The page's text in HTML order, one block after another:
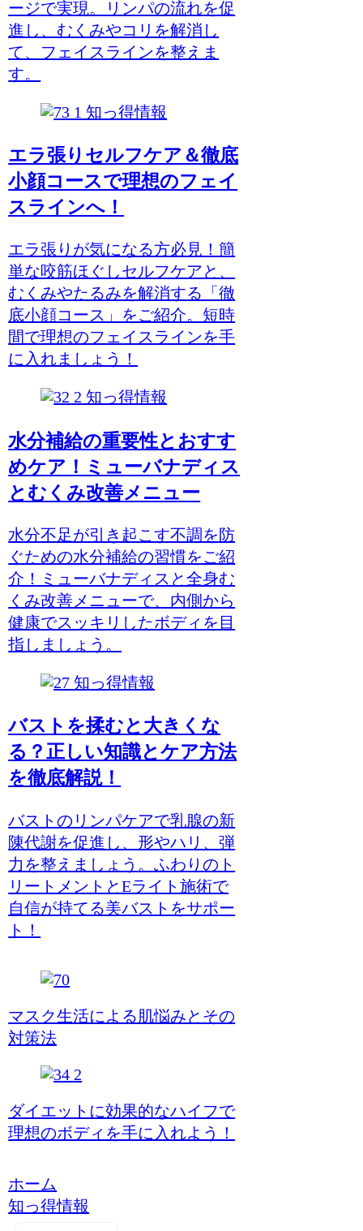
ージで実現。リンパの流れを促
進し、むくみやコリを解消し
て、フェイスラインを整えま
す。
知っ得情報
エラ張りセルフケア＆徹底
小顔コースで理想のフェイ
スラインへ！
エラ張りが気になる方必見！簡
単な咬筋ほぐしセルフケアと、
むくみやたるみを解消する「徹
底小顔コース」をご紹介。短時
間で理想のフェイスラインを手
に入れましょう！
知っ得情報
水分補給の重要性とおすす
めケア！ミューバナディス
とむくみ改善メニュー
水分不足が引き起こす不調を防
ぐための水分補給の習慣をご紹
介！ミューバナディスと全身む
くみ改善メニューで、内側から
健康でスッキリしたボディを目
指しましょう。
知っ得情報
バストを揉むと大きくな
る？正しい知識とケア方法
を徹底解説！
バストのリンパケアで乳腺の新
陳代謝を促進し、形やハリ、弾
力を整えましょう。ふわりのト
リートメントとEライト施術で
自信が持てる美バストをサポー
ト！
マスク生活による肌悩みとその
対策法
ダイエットに効果的なハイフで
理想のボディを手に入れよう！
ホーム
知っ得情報